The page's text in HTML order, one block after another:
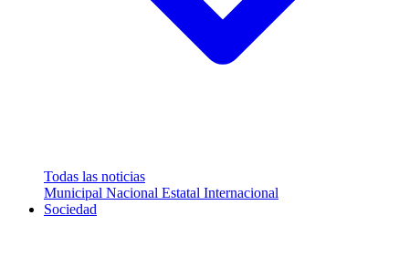
Todas las noticias
Municipal Nacional Estatal Internacional
Sociedad